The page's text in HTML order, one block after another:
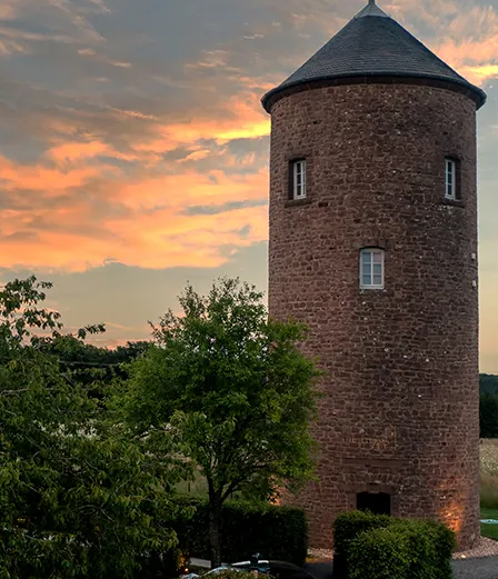
Vrijstaand
Houtkachel
Optische kachel
Binnen bubbelbad
Laadstation e-auto's
Infraroodcabine
Badkuip
Airconditioning
Volledig omheind
Boekingsopties
Honden toegestaan
*
vergeten?
om het opnieuw in te stellen.
mij
Naar de online